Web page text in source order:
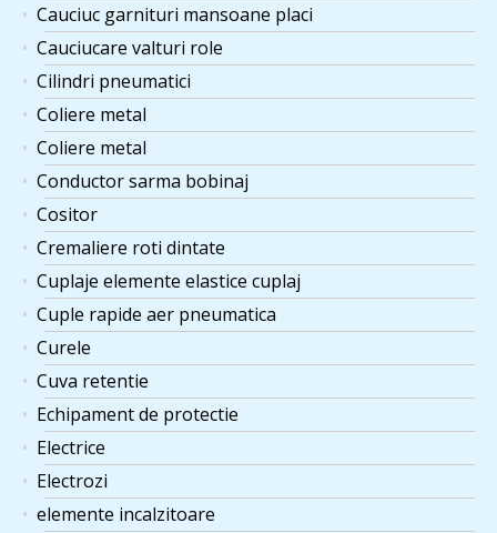
Cauciuc garnituri mansoane placi
Cauciucare valturi role
Cilindri pneumatici
Coliere metal
Coliere metal
Conductor sarma bobinaj
Cositor
Cremaliere roti dintate
Cuplaje elemente elastice cuplaj
Cuple rapide aer pneumatica
Curele
Cuva retentie
Echipament de protectie
Electrice
Electrozi
elemente incalzitoare